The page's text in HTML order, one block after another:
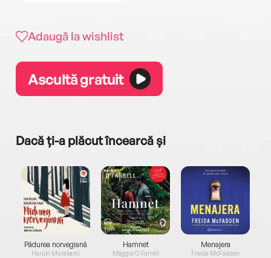
Adaugă la wishlist
Ascultă gratuit
Dacă ți-a plăcut încearcă și
Pădurea norvegiană
Haruki Murakami
Hamnet
Maggie O'Farrell
Menajera
Freida McFadden